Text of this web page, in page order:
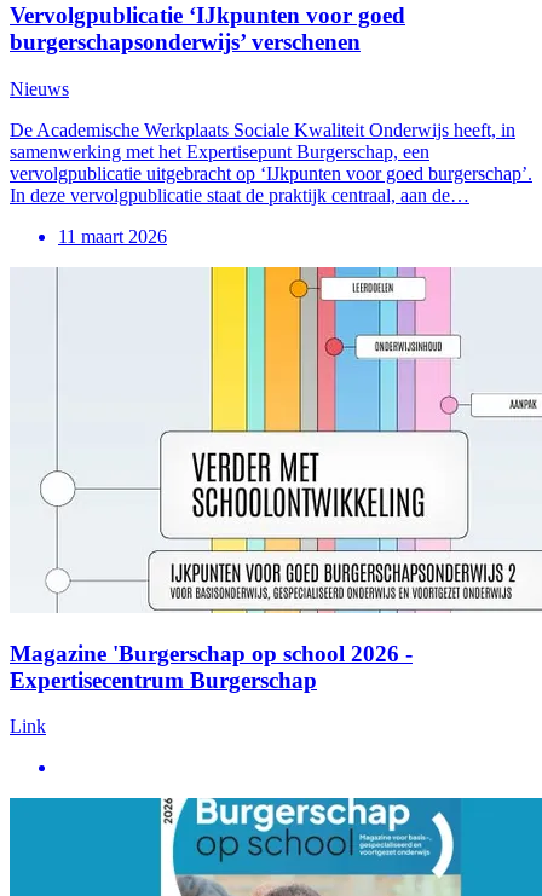
Vervolgpublicatie ‘IJkpunten voor goed
burgerschapsonderwijs’ verschenen
Nieuws
De Academische Werkplaats Sociale Kwaliteit Onderwijs heeft, in
samenwerking met het Expertisepunt Burgerschap, een
vervolgpublicatie uitgebracht op ‘IJkpunten voor goed burgerschap’.
In deze vervolgpublicatie staat de praktijk centraal, aan de…
11 maart 2026
Magazine 'Burgerschap op school 2026 -
Expertisecentrum Burgerschap
Link